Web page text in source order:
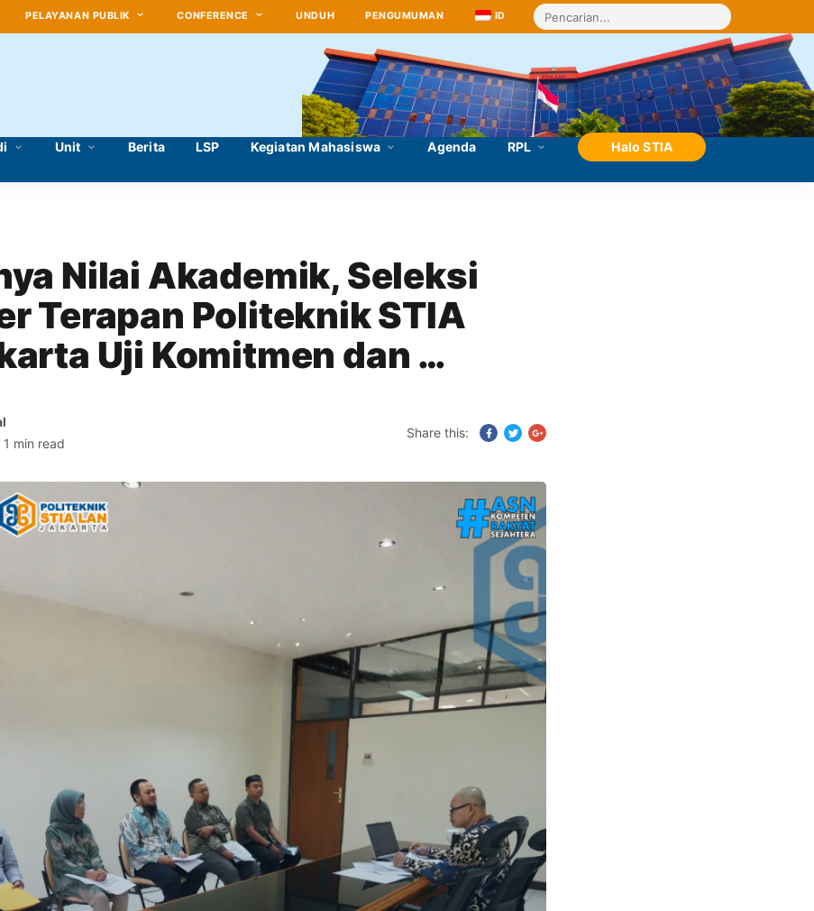
PELAYANAN PUBLIK CONFERENCE UNDUH PENGUMUMAN ID
Unit Berita LSP Kegiatan Mahasiswa Agenda RPL
Halo STIA
Nilai Akademik, Seleksi
Terapan Politeknik STIA
Uji Komitmen dan
1 min read
Share this: